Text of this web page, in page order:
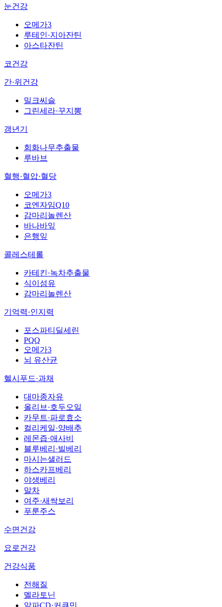
눈건강
오메가3
루테인·지아잔틴
아스타잔틴
코건강
간·위건강
밀크씨슬
그린세라·꾸지뽕
갱년기
회화나무추출물
루바브
혈행·혈압·혈당
오메가3
코엔자임Q10
감마리놀렌산
바나바잎
은행잎
콜레스테롤
카테킨·녹차추출물
식이섬유
감마리놀렌산
기억력·인지력
포스파티딜세린
PQQ
오메가3
뇌 유산균
헬시푸드·과채
대마종자유
올리브·호두오일
카무트·파로효소
컬리케일·양배추
레몬즙·애사비
블루베리·빌베리
마시는샐러드
하스카프베리
야생베리
말차
여주·새싹보리
푸룬주스
수면건강
요로건강
건강식품
전해질
멜라토닌
알파CD·커큐민